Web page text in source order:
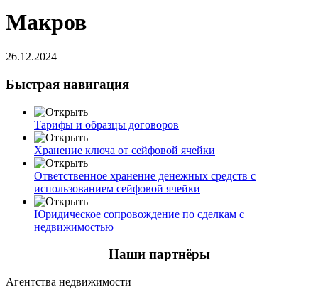
Макров
26.12.2024
Быстрая навигация
Тарифы и образцы договоров
Хранение ключа от сейфовой ячейки
Ответственное хранение денежных средств с
использованием сейфовой ячейки
Юридическое сопровождение по сделкам с
недвижимостью
Наши партнёры
Агентства недвижимости